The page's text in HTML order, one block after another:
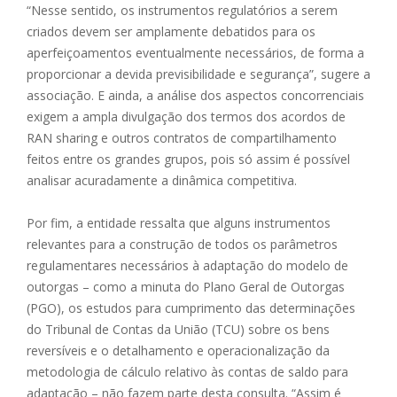
“Nesse sentido, os instrumentos regulatórios a serem
criados devem ser amplamente debatidos para os
aperfeiçoamentos eventualmente necessários, de forma a
proporcionar a devida previsibilidade e segurança”, sugere a
associação. E ainda, a análise dos aspectos concorrenciais
exigem a ampla divulgação dos termos dos acordos de
RAN sharing e outros contratos de compartilhamento
feitos entre os grandes grupos, pois só assim é possível
analisar acuradamente a dinâmica competitiva.
Por fim, a entidade ressalta que alguns instrumentos
relevantes para a construção de todos os parâmetros
regulamentares necessários à adaptação do modelo de
outorgas – como a minuta do Plano Geral de Outorgas
(PGO), os estudos para cumprimento das determinações
do Tribunal de Contas da União (TCU) sobre os bens
reversíveis e o detalhamento e operacionalização da
metodologia de cálculo relativo às contas de saldo para
adaptação – não fazem parte desta consulta. “Assim é